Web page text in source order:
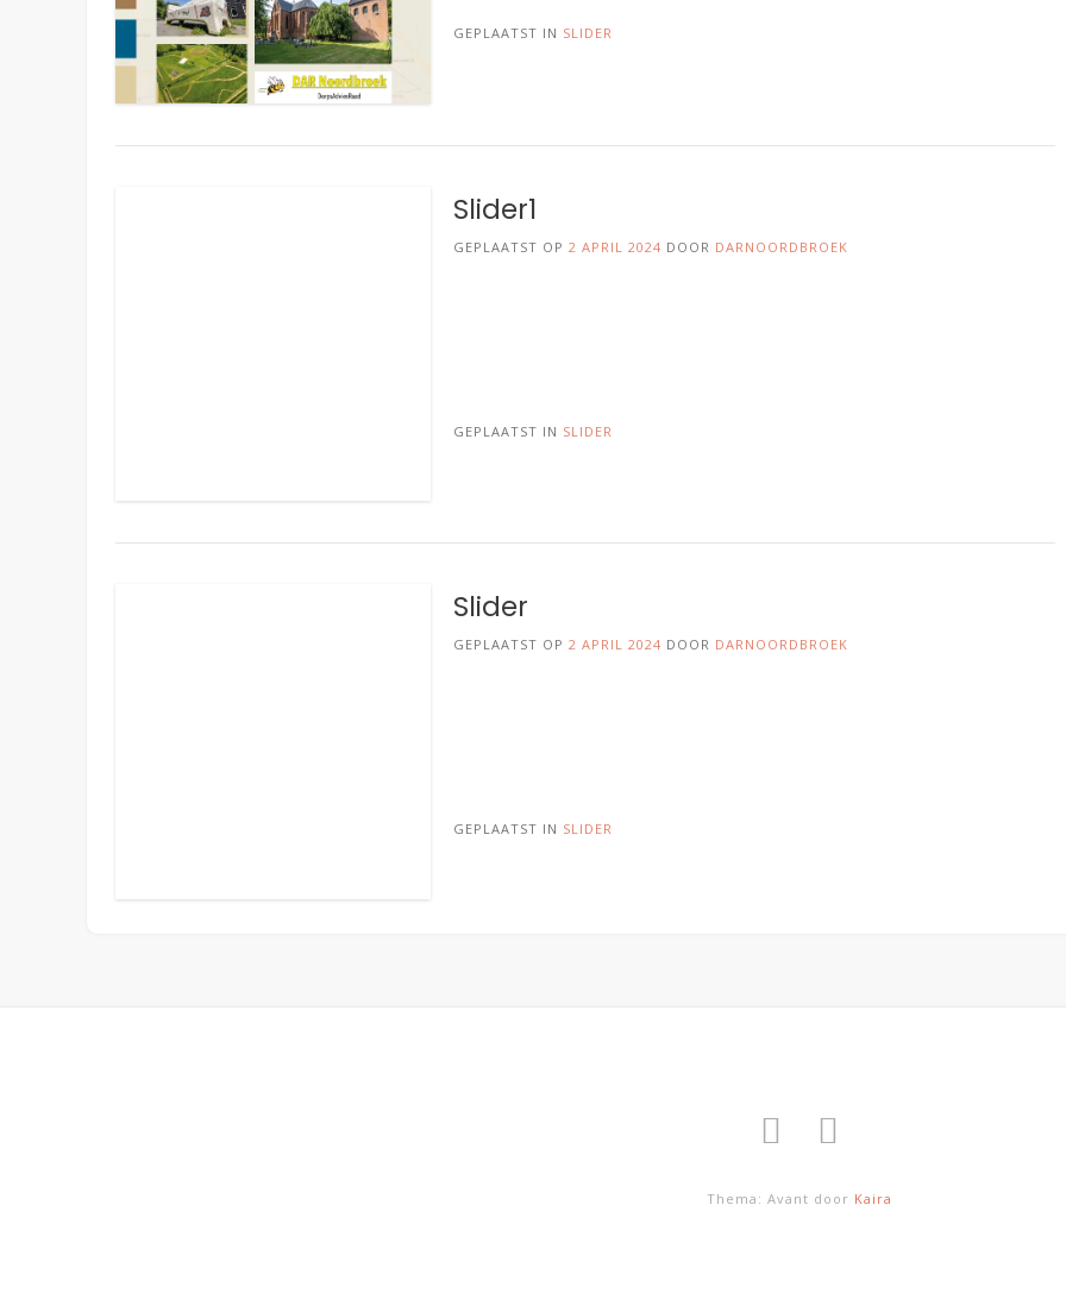
GEPLAATST IN SLIDER
Slider1
GEPLAATST OP2 APRIL 2024 DOOR DARNOORDBROEK
GEPLAATST IN SLIDER
Slider
GEPLAATST OP2 APRIL 2024 DOOR DARNOORDBROEK
GEPLAATST IN SLIDER
Thema: Avant door Kaira